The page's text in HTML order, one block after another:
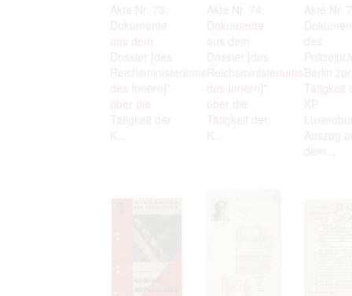
Akte Nr. 73.
Dokumente
aus dem
Dossier [des
Reichsministeriums
des Innern]*
über die
Tätigkeit der
K...
Akte Nr. 74.
Dokumente
aus dem
Dossier [des
Reichsministeriums
des Innern]*
über die
Tätigkeit der
K...
Akte Nr.
des
Berlin zur
Tätigkeit
KP
Auszug
dem...